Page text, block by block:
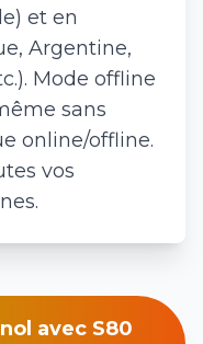
et en
Argentine,
Mode offline
sans
online/offline.
vos
avec S80